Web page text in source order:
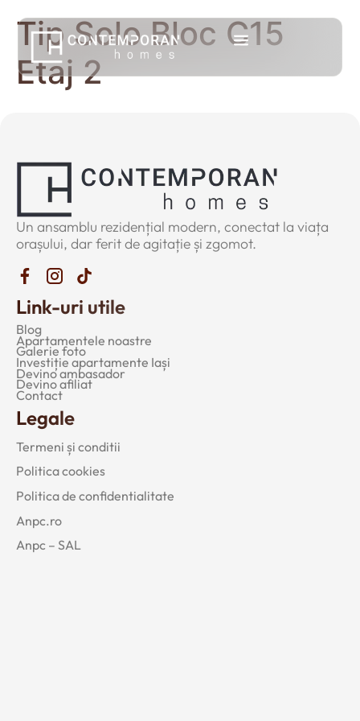
Tip Solo Bloc C15
Etaj 2
Un ansamblu rezidențial modern, conectat la viața
orașului, dar ferit de agitație și zgomot.
Link-uri utile
Blog
Apartamentele noastre
Galerie foto
Investiție apartamente Iași
Devino ambasador
Devino afiliat
Contact
Legale
Termeni și conditii
Politica cookies
Politica de confidentialitate
Anpc.ro
Anpc – SAL